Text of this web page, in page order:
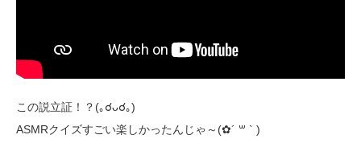
この説立証！？(｡☌ᴗ☌｡)
ASMRクイズすごい楽しかったんじゃ～(✿´ ꒳ ` )